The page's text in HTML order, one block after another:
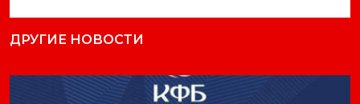
ДРУГИЕ НОВОСТИ